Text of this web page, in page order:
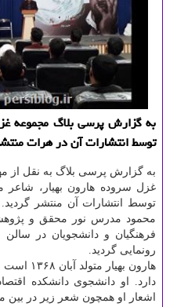
به گزارش پرسی بلاگ مجموعه
توسط انتشارات آن در هرات
توسط انتشارات آن منتشر گردید.
محمود مدرس نور محقق و
فرهنگیان و دانشجویان در
رونمایی گردید.
هارون
دارد. او دانشجوی دانشكده
اشعار او همچون شعر زیر در بین